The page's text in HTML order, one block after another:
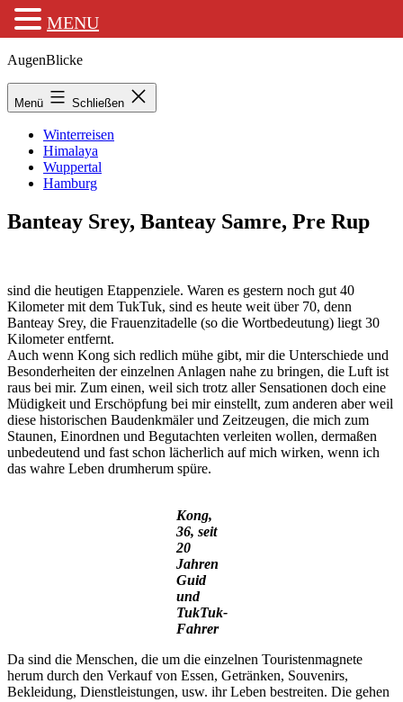
Zum
springen
AugenBlicke
Menü Schließen
Winterreisen
Himalaya
Wuppertal
Hamburg
Banteay Srey, Banteay Samre, Pre Rup
sind die heutigen Etappenziele. Waren es gestern noch gut 40
Kilometer mit dem TukTuk, sind es heute weit über 70, denn
Banteay Srey, die Frauenzitadelle (so die Wortbedeutung) liegt 30
Kilometer entfernt.
Auch wenn Kong sich redlich mühe gibt, mir die Unterschiede und
Besonderheiten der einzelnen Anlagen nahe zu bringen, die Luft ist
raus bei mir. Zum einen, weil sich trotz aller Sensationen doch eine
Müdigkeit und Erschöpfung bei mir einstellt, zum anderen aber weil
diese historischen Baudenkmäler und Zeitzeugen, die mich zum
Staunen, Einordnen und Begutachten verleiten wollen, dermaßen
unbedeutend und fast schon lächerlich auf mich wirken, wenn ich
das wahre Leben drumherum spüre.
Kong,
36, seit
20
Jahren
Guid
und
TukTuk-
Fahrer
Da sind die Menschen, die um die einzelnen Touristenmagnete
herum durch den Verkauf von Essen, Getränken, Souvenirs,
Bekleidung, Dienstleistungen, usw. ihr Leben bestreiten. Die gehen
MENU